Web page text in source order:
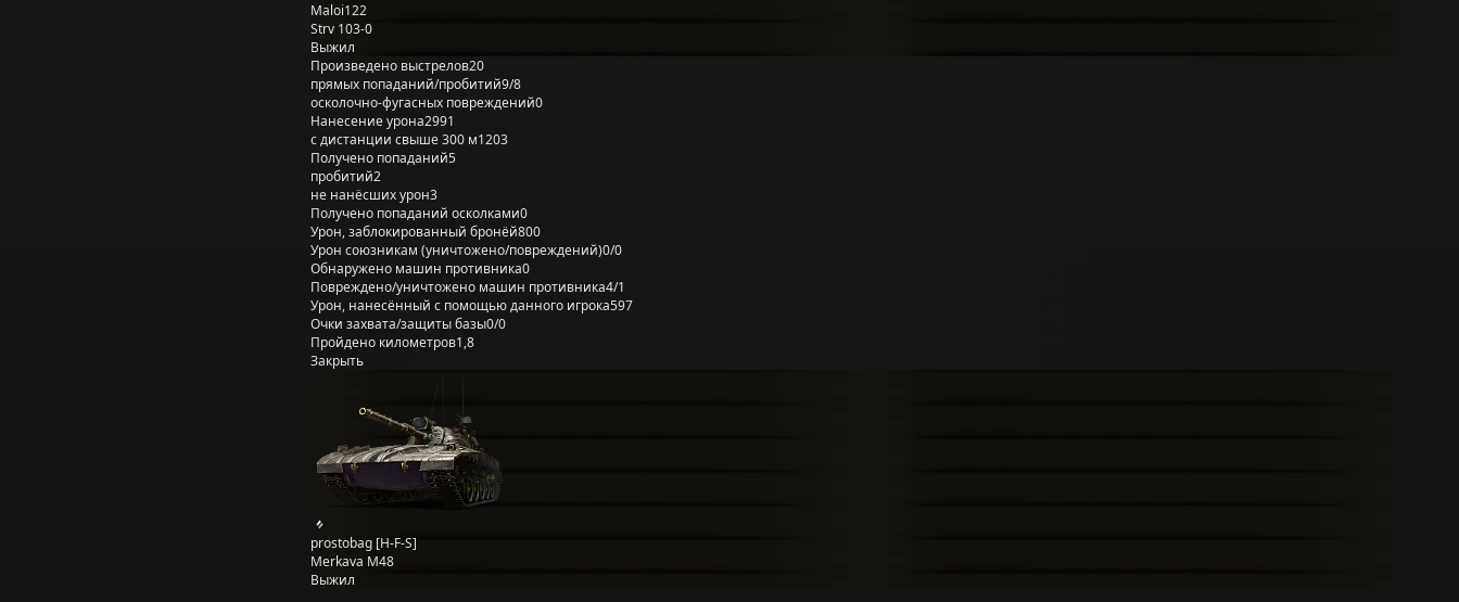
Maloi122
Strv 103-0
Выжил
Произведено выстрелов20
прямых попаданий/пробитий9/8
осколочно-фугасных повреждений0
Нанесение урона2991
с дистанции свыше 300 м1203
Получено попаданий5
пробитий2
не нанёсших урон3
Получено попаданий осколками0
Урон, заблокированный бронёй800
Урон союзникам (уничтожено/повреждений)0/0
Обнаружено машин противника0
Повреждено/уничтожено машин противника4/1
Урон, нанесённый с помощью данного игрока597
Очки захвата/защиты базы0/0
Пройдено километров1,8
Закрыть
prostobag [H-F-S]
Merkava М48
Выжил